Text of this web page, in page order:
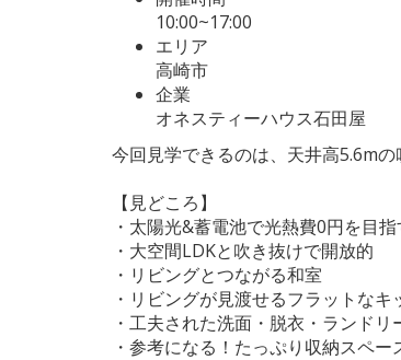
10:00~17:00
エリア
高崎市
企業
オネスティーハウス石田屋
今回見学できるのは、天井高5.6m
【見どころ】
・太陽光&蓄電池で光熱費0円を目指
・大空間LDKと吹き抜けで開放的
・リビングとつながる和室
・リビングが見渡せるフラットなキ
・工夫された洗面・脱衣・ランドリ
・参考になる！たっぷり収納スペ